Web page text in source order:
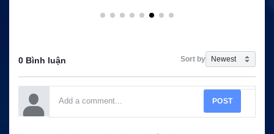
0 Bình luận Sort by
POST